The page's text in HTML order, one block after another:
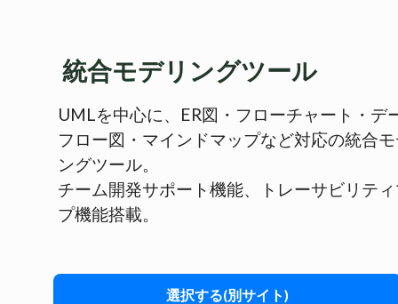
統合モデリングツール
UMLを中心に、ER図・フローチャート・デ
フロー図・マインドマップなど対応の統合
ングツール。
チーム開発サポート機能、トレーサビリテ
プ機能搭載。
選択する(別サイト)